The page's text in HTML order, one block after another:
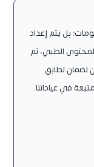
بل يتم إعداد
الطبي، ثم
لضمان تطابق
في عياداتنا.